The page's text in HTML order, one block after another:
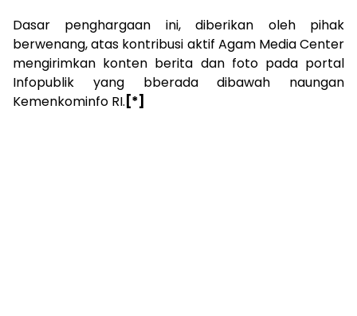
Dasar penghargaan ini, diberikan oleh pihak
berwenang, atas kontribusi aktif Agam Media Center
mengirimkan konten berita dan foto pada portal
Infopublik yang bberada dibawah naungan
Kemenkominfo RI. [*]